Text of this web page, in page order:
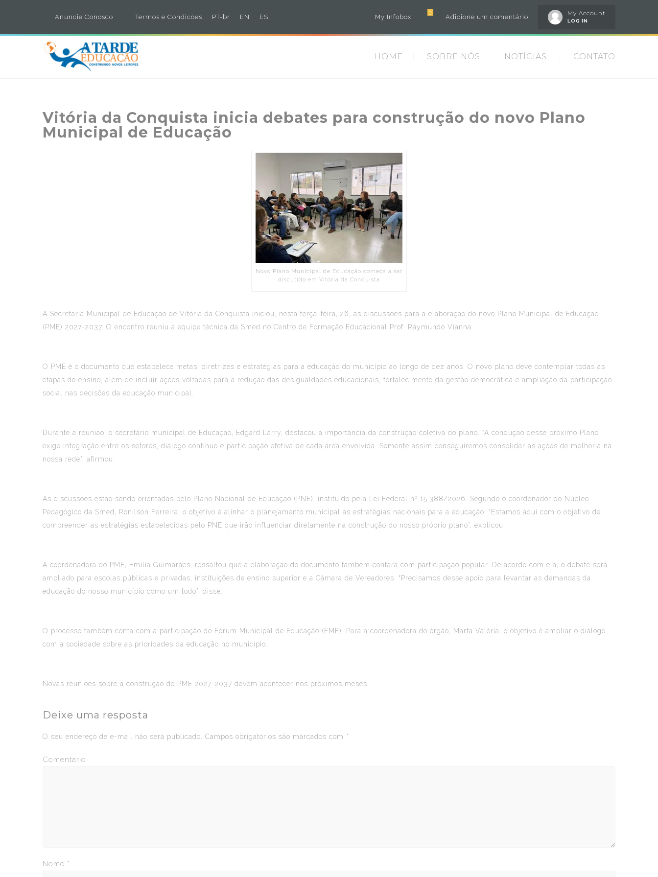
Anuncie Conosco Termos e Condicões PT-br EN ES
My Account
LOG IN
Adicione um comentário
3
My Infobox
HOME SOBRE NÓS NOTÍCIAS CONTATO
Vitória da Conquista inicia debates para construção do novo Plano
Municipal de Educação
Novo Plano Municipal de Educação começa a ser
discutido em Vitória da Conquista
A Secretaria Municipal de Educação de Vitória da Conquista iniciou, nesta terça-feira, 26, as discussões para a elaboração do novo Plano Municipal de Educação
(PME) 2027-2037. O encontro reuniu a equipe técnica da Smed no Centro de Formação Educacional Prof. Raymundo Vianna.
O PME é o documento que estabelece metas, diretrizes e estratégias para a educação do município ao longo de dez anos. O novo plano deve contemplar todas as
etapas do ensino, além de incluir ações voltadas para a redução das desigualdades educacionais, fortalecimento da gestão democrática e ampliação da participação
social nas decisões da educação municipal.
Durante a reunião, o secretário municipal de Educação, Edgard Larry, destacou a importância da construção coletiva do plano. “A condução desse próximo Plano
exige integração entre os setores, diálogo contínuo e participação efetiva de cada área envolvida. Somente assim conseguiremos consolidar as ações de melhoria na
nossa rede”, afirmou.
As discussões estão sendo orientadas pelo Plano Nacional de Educação (PNE), instituído pela Lei Federal nº 15.388/2026. Segundo o coordenador do Núcleo
Pedagógico da Smed, Ronílson Ferreira, o objetivo é alinhar o planejamento municipal às estratégias nacionais para a educação. “Estamos aqui com o objetivo de
compreender as estratégias estabelecidas pelo PNE que irão influenciar diretamente na construção do nosso próprio plano”, explicou.
A coordenadora do PME, Emília Guimarães, ressaltou que a elaboração do documento também contará com participação popular. De acordo com ela, o debate será
ampliado para escolas públicas e privadas, instituições de ensino superior e a Câmara de Vereadores. “Precisamos desse apoio para levantar as demandas da
educação do nosso município como um todo”, disse.
O processo também conta com a participação do Fórum Municipal de Educação (FME). Para a coordenadora do órgão, Marta Valéria, o objetivo é ampliar o diálogo
com a sociedade sobre as prioridades da educação no município.
Novas reuniões sobre a construção do PME 2027-2037 devem acontecer nos próximos meses.
Deixe uma resposta
O seu endereço de e-mail não será publicado. Campos obrigatórios são marcados com *
Comentário
Nome *